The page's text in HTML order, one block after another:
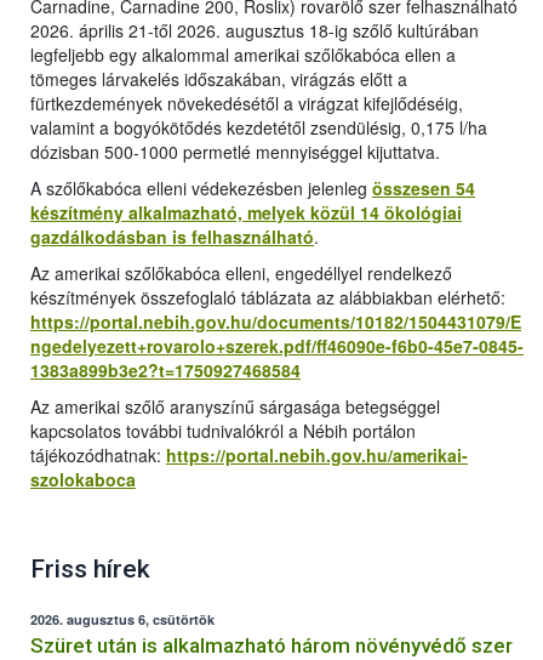
Carnadine, Carnadine 200, Roslix) rovarölő szer felhasználható
2026. április 21-től 2026. augusztus 18-ig szőlő kultúrában
legfeljebb egy alkalommal amerikai szőlőkabóca ellen a
tömeges lárvakelés időszakában, virágzás előtt a
fürtkezdemények növekedésétől a virágzat kifejlődéséig,
valamint a bogyókötődés kezdetétől zsendülésig, 0,175 l/ha
dózisban 500-1000 permetlé mennyiséggel kijuttatva.
A szőlőkabóca elleni védekezésben jelenleg összesen 54
készítmény alkalmazható, melyek közül 14 ökológiai
gazdálkodásban is felhasználható.
Az amerikai szőlőkabóca elleni, engedéllyel rendelkező
készítmények összefoglaló táblázata az alábbiakban elérhető:
https://portal.nebih.gov.hu/documents/10182/1504431079/E
ngedelyezett+rovarolo+szerek.pdf/ff46090e-f6b0-45e7-0845-
1383a899b3e2?t=1750927468584
Az amerikai szőlő aranyszínű sárgasága betegséggel
kapcsolatos további tudnivalókról a Nébih portálon
tájékozódhatnak: https://portal.nebih.gov.hu/amerikai-
szolokaboca
Friss hírek
2026. augusztus 6, csütörtök
Szüret után is alkalmazható három növényvédő szer